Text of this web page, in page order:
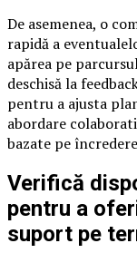
De asemenea, o
rapidă a
apărea pe
deschisă la
pentru a ajusta
abordare
bazate pe
Verifică
pentru a
suport pe